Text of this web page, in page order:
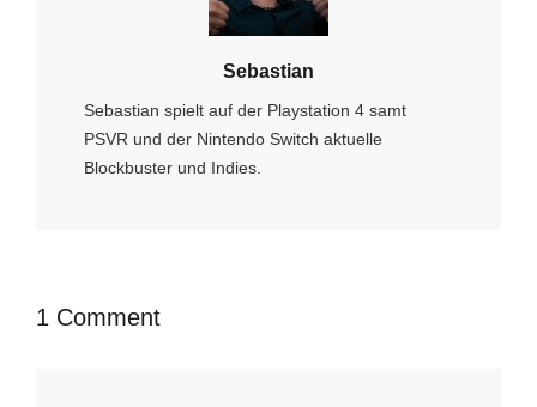
Sebastian
Sebastian spielt auf der Playstation 4 samt
PSVR und der Nintendo Switch aktuelle
Blockbuster und Indies.
1 Comment